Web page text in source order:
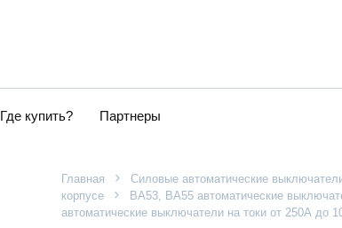
Где купить? Партнеры
Главная Силовые автоматические
корпусе
ВА53, ВА55 автоматические
автоматические выключатели на токи от 250А до